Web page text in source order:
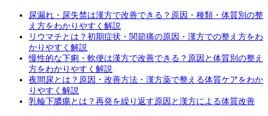
尿漏れ・尿失禁は漢方で改善できる？原因・種類・体質別の整
え方をわかりやすく解説
リウマチとは？初期症状・関節痛の原因・漢方での整え方をわ
かりやすく解説
慢性的な下痢・軟便は漢方で改善できる？原因と体質別の整え
方をわかりやすく解説
夜間尿とは？原因・改善方法・漢方薬で整える体質ケアをわか
りやすく解説
乳輪下膿瘍とは？再発を繰り返す原因と漢方による体質改善